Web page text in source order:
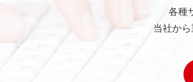
各種
当社か